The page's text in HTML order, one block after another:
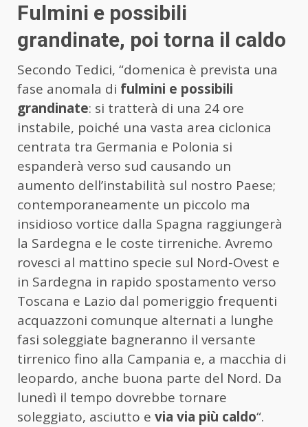
Fulmini e possibili
grandinate, poi torna il caldo
Secondo Tedici, “domenica è prevista una
fase anomala di fulmini e possibili
grandinate: si tratterà di una 24 ore
instabile, poiché una vasta area ciclonica
centrata tra Germania e Polonia si
espanderà verso sud causando un
aumento dell’instabilità sul nostro Paese;
contemporaneamente un piccolo ma
insidioso vortice dalla Spagna raggiungerà
la Sardegna e le coste tirreniche. Avremo
rovesci al mattino specie sul Nord-Ovest e
in Sardegna in rapido spostamento verso
Toscana e Lazio dal pomeriggio frequenti
acquazzoni comunque alternati a lunghe
fasi soleggiate bagneranno il versante
tirrenico fino alla Campania e, a macchia di
leopardo, anche buona parte del Nord. Da
lunedì il tempo dovrebbe tornare
soleggiato, asciutto e via via più caldo“.